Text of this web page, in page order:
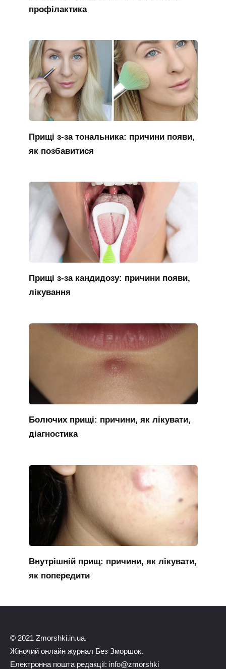
профілактика
Прищі з-за тональника: причини появи,
як позбавитися
Прищі з-за кандидозу: причини появи,
лікування
Болючих прищі: причини, як лікувати,
діагностика
Внутрішній прищ: причини, як лікувати,
як попередити
© 2021 Zmorshki.in.ua.
Жіночий онлайн журнал Без Зморшок.
Електронна пошта редакції: info@zmorshki